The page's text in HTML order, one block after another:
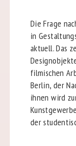
Die Frage
in
aktuell. Das
filmischen
Berlin, der
ihnen wird
der